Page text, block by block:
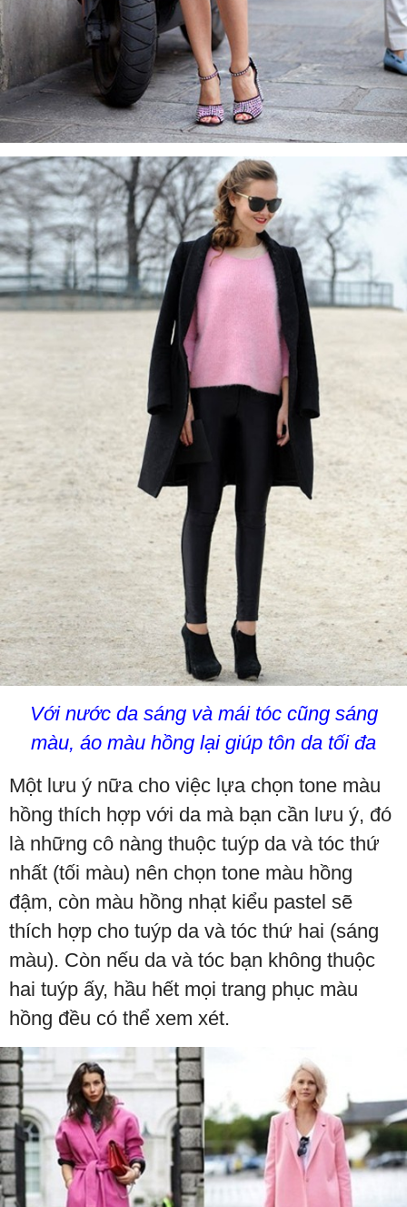
Với nước da sáng và mái tóc cũng sáng
màu, áo màu hồng lại giúp tôn da tối đa
Một lưu ý nữa cho việc lựa chọn tone màu
hồng thích hợp với da mà bạn cần lưu ý, đó
là những cô nàng thuộc tuýp da và tóc thứ
nhất (tối màu) nên chọn tone màu hồng
đậm, còn màu hồng nhạt kiểu pastel sẽ
thích hợp cho tuýp da và tóc thứ hai (sáng
màu). Còn nếu da và tóc bạn không thuộc
hai tuýp ấy, hầu hết mọi trang phục màu
hồng đều có thể xem xét.